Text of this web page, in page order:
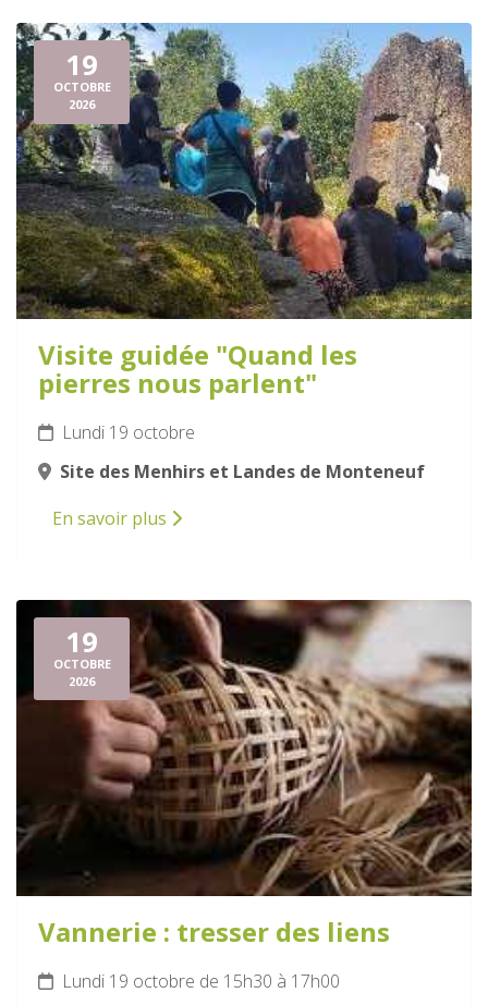
19
OCTOBRE
2026
Visite guidée "Quand les
pierres nous parlent"
Lundi 19 octobre
Site des Menhirs et Landes de Monteneuf
En savoir plus
19
OCTOBRE
2026
Vannerie : tresser des liens
Lundi 19 octobre de 15h30 à 17h00